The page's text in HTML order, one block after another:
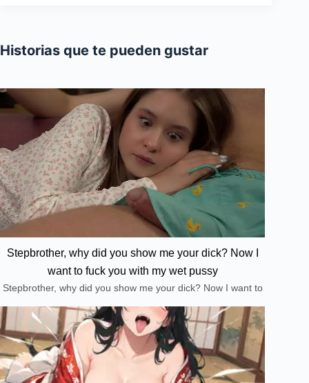
Historias que te pueden gustar
Stepbrother, why did you show me your dick? Now I
want to fuck you with my wet pussy
Stepbrother, why did you show me your dick? Now I want to